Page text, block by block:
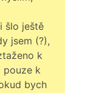
šlo ještě
jsem (?),
k
pouze k
bych